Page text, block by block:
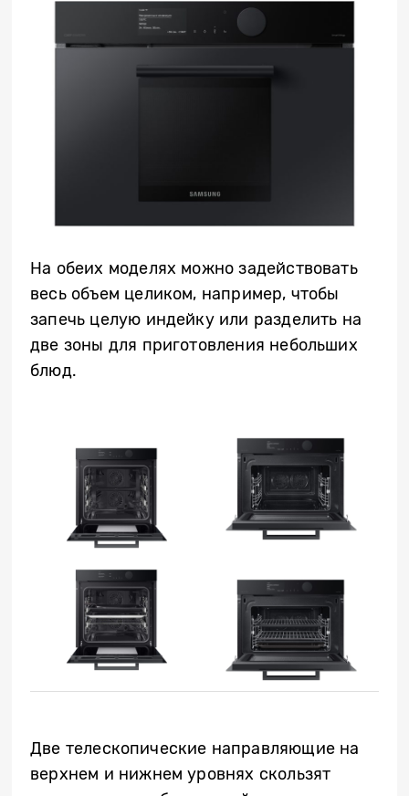
На обеих моделях можно задействовать
весь объем целиком, например, чтобы
запечь целую индейку или разделить на
две зоны для приготовления небольших
блюд.
Две телескопические направляющие на
верхнем и нижнем уровнях скользят